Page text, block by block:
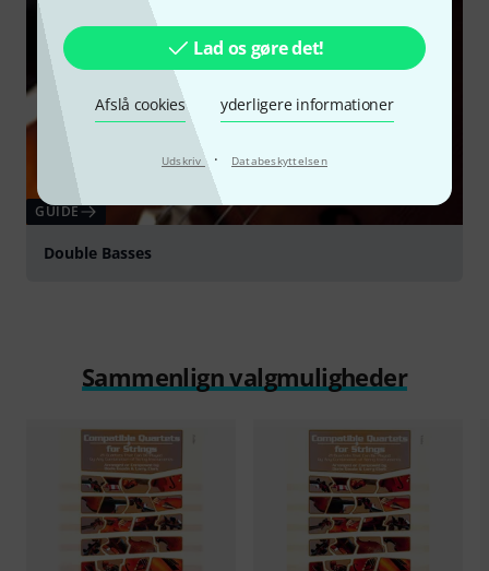
Lad os gøre det!
Afslå cookies yderligere informationer
Udskriv · Databeskyttelsen
GUIDE
Double Basses
Sammenlign valgmuligheder